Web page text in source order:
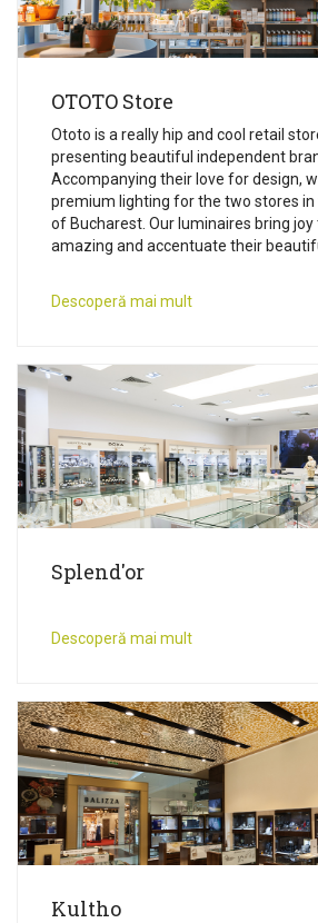
OTOTO Store
Ototo is a really hip and cool retail
presenting beautiful independent
Accompanying their love for design,
premium lighting for the two stores in
of Bucharest. Our luminaires bring joy
amazing and accentuate their
Descoperă mai mult
Splend'or
Descoperă mai mult
Kultho